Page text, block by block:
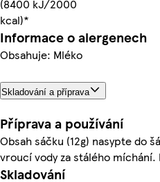
(8400 kJ/2000
kcal)*
Informace o alergenech
Obsahuje: Mléko
Skladování a příprava
Příprava a používání
Obsah sáčku (12g) nasypte do
vroucí vody za stálého
Skladování